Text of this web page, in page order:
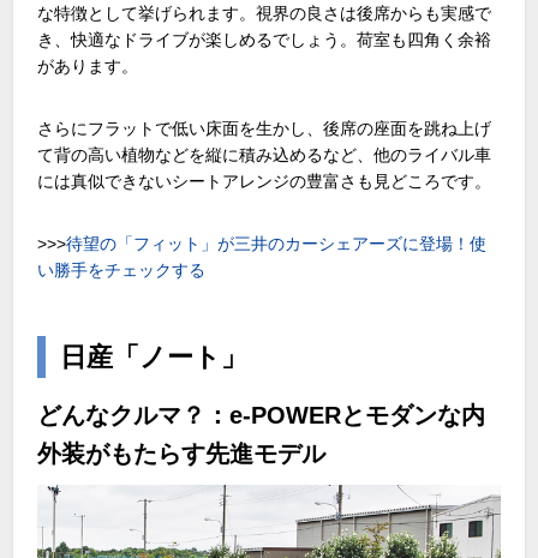
な特徴として挙げられます。視界の良さは後席からも実感で
き、快適なドライブが楽しめるでしょう。荷室も四角く余裕
があります。
さらにフラットで低い床面を生かし、後席の座面を跳ね上げ
て背の高い植物などを縦に積み込めるなど、他のライバル車
には真似できないシートアレンジの豊富さも見どころです。
>>>待望の「フィット」が三井のカーシェアーズに登場！使
い勝手をチェックする
日産「ノート」
どんなクルマ？：e-POWERとモダンな内
外装がもたらす先進モデル